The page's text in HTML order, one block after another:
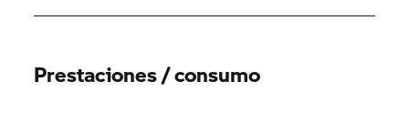
Prestaciones / consumo